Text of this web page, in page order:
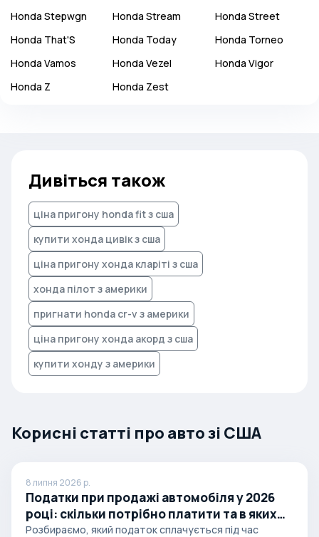
Honda Stepwgn Honda Stream Honda Street
Honda That'S Honda Today Honda Torneo
Honda Vamos Honda Vezel Honda Vigor
Honda Z Honda Zest
Дивіться також
ціна пригону honda fit з сша
купити хонда цивік з сша
ціна пригону хонда кларіті з сша
хонда пілот з америки
пригнати honda cr-v з америки
ціна пригону хонда акорд з сша
купити хонду з америки
Корисні статті про авто зі США
8 липня 2026 р.
Податки при продажі автомобіля у 2026
році: скільки потрібно платити та в яких
випадках
Розбираємо, який податок сплачується під час